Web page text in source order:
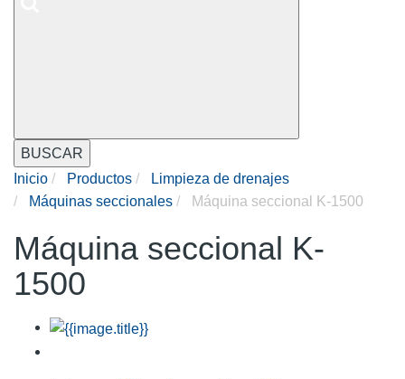
BUSCAR
Inicio
Productos
Limpieza de drenajes
Máquinas seccionales
Máquina seccional K-1500
Máquina seccional K-
1500